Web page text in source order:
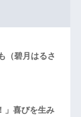
（碧月はるさ
」喜びを生み